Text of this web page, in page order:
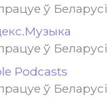
ў Беларусі
ў Беларусі
Podcasts
ў Беларусі